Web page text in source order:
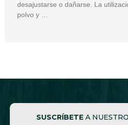
desajustarse o dañarse. La
polvo y …
SUSCRÍBETE A